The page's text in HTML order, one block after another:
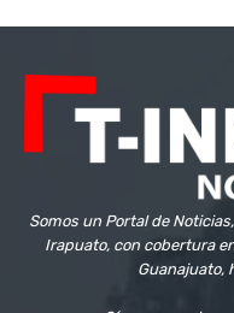
Somos un Portal de
Irapuato, con cobertura
Guanajuato,